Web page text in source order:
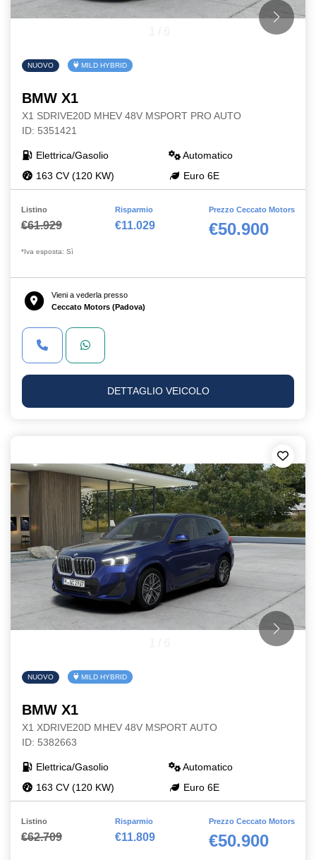
NUOVO MILD HYBRID
BMW X1
X1 SDRIVE20D MHEV 48V MSPORT PRO AUTO
ID: 5351421
Elettrica/Gasolio
Automatico
163 CV (120 KW)
Euro 6E
Listino
€61.929
Risparmio
€11.029
Prezzo Ceccato Motors
€50.900
*Iva esposta: Sì
Vieni a vederla presso
Ceccato Motors (Padova)
DETTAGLIO VEICOLO
NUOVO MILD HYBRID
BMW X1
X1 XDRIVE20D MHEV 48V MSPORT AUTO
ID: 5382663
Elettrica/Gasolio
Automatico
163 CV (120 KW)
Euro 6E
Listino
€62.709
Risparmio
€11.809
Prezzo Ceccato Motors
€50.900